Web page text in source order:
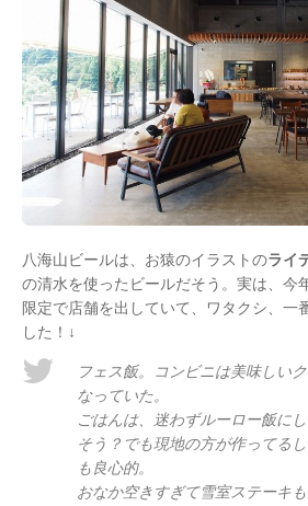
八海山ビールは、お猿のイラストのライ
の清水を使ったビールだそう。実は、今
限定で店舗を出していて、ワタクシ、一
した！↓
フェス飯。コンビニは美味しい
なっていた。
ごはんは、迷わずルーロー飯に
そう？でも現地の方が作ってる
も良心的。
おなか空きすぎて雪室ステーキ